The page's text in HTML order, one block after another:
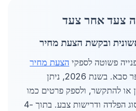
צעד אחר צעד
פשוטה לספקי הצעת מחיר
לצביעת פלדה בכפר סבא. בשנת 2026, ניתן
או להתקשר, ולספק פרטים כמו
מידות הפריטים, סוג הפלדה ודרישות צבע. בתוך 4-